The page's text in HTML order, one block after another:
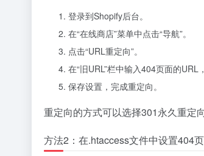
登录到Shopify后台。
在“在线商店”菜单中点击“导航”。
点击“URL重定向”。
在“旧URL”栏中输入404页面的URL
保存设置，完成重定向。
重定向的方式可以选择301永久重定
方法2：在.htaccess文件中设置404